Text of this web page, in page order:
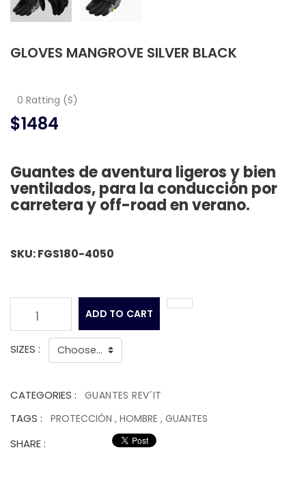
GLOVES MANGROVE SILVER BLACK
0 Ratting (S)
$1484
Guantes de aventura ligeros y bien
ventilados, para la conducción por
carretera y off-road en verano.
SKU: FGS180-4050
1 ADD TO CART
SIZES :
CATEGORIES : GUANTES REV´IT
TAGS : PROTECCIÓN , HOMBRE , GUANTES
SHARE :